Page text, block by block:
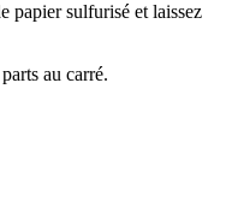
papier sulfurisé et laissez
au carré.